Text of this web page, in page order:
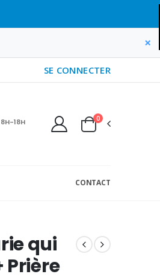
×
SE CONNECTER
8H-18H
0
CONTACT
qui
Prière